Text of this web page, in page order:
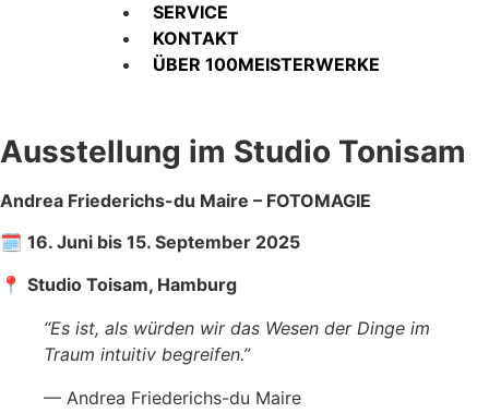
SERVICE
KONTAKT
ÜBER 100MEISTERWERKE
Ausstellung im Studio Tonisam
Andrea Friederichs-du Maire – FOTOMAGIE
🗓 16. Juni bis 15. September 2025
📍 Studio Toisam, Hamburg
“Es ist, als würden wir das Wesen der Dinge im
Traum intuitiv begreifen.”
— Andrea Friederichs-du Maire